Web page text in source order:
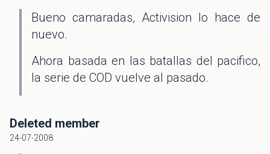
Bueno camaradas, Activision lo hace de
nuevo.
Ahora basada en las batallas del pacifico,
la serie de COD vuelve al pasado.
Deleted member
24-07-2008